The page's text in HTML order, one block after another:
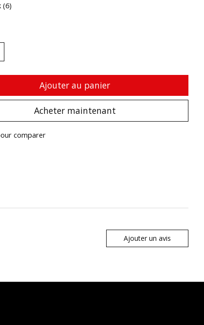
(6)
Ajouter au panier
Acheter maintenant
comparer
Ajouter un avis